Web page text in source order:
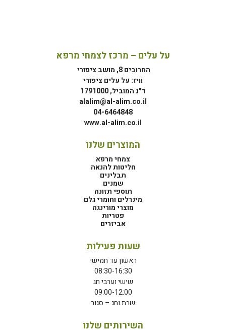
על עלים – מרכז לצמחי מרפא
החרובים 8, מושב ציפורי
וויז: על עלים ציפורי
ד"נ המוביל, 1791000
alalim@al-alim.co.il
04-6464848
www.al-alim.co.il
המוצרים שלנו
צמחי מרפא
חליטות להנאה
תבלינים
שמנים
תוספי תזונה
מינרלים וחומרי גלם
מוצרי מורינגה
פטריות
אביזרים
שעות פעילות
ראשון עד חמישי
08:30-16:30
שישי וערבי חג
09:00-12:00
שבת וחג – סגור
השירותים שלנו